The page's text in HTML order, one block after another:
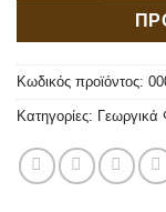
Κωδικός προϊόντος:
Κατηγορίες: